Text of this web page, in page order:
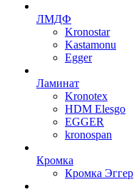
ЛМДФ
Kronostar
Kastamonu
Egger
Ламинат
Kronotex
HDM Elesgo
EGGER
kronospan
Кромка
Кромка Эггер